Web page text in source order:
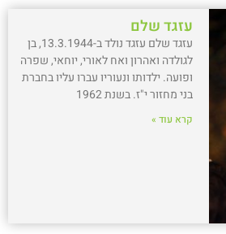
עזגד שלם
עזגד שלם עזגד נולד ב-13.3.1944, בן
לגולדה ואהרון ואח לאורי, יוחאי, שפרה
ופועה. ילדותו ונעוריו עברו עליו בחברת
בני מחזור י"ז. בשנת 1962
קרא עוד »